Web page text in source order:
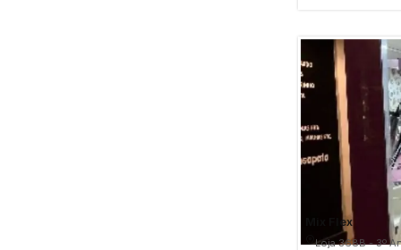
Mix Flex
Loja 368B - 3º